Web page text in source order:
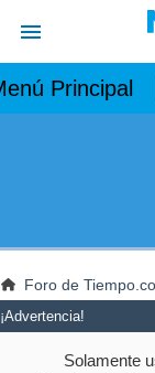
Principal
Foro de
¡Advertencia!
Solamente